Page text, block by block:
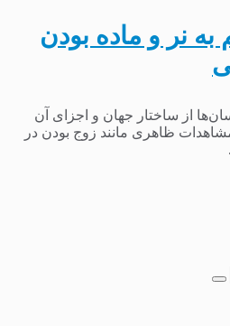
به نر و ماده بودن
از ساختار جهان و اجزای آن
ظاهری مانند زوج بودن در